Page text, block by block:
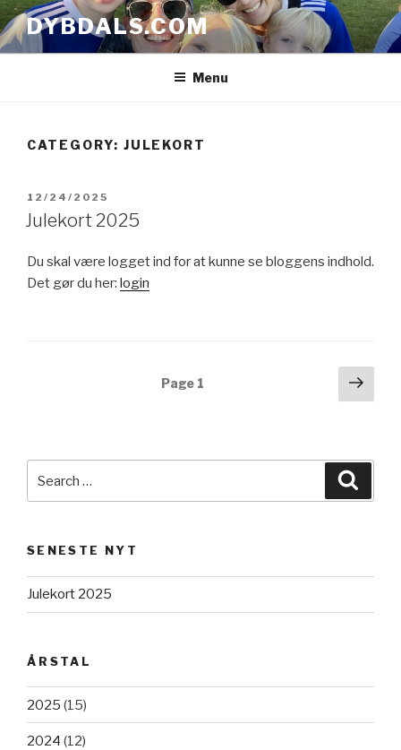
Skip
to
content
DYBDALS.COM
Menu
CATEGORY: JULEKORT
POSTED
ON
12/24/2025
Julekort 2025
Du skal være logget ind for at kunne se bloggens indhold.
Det gør du her: login
Page 1
Next
SENESTE NYT
Julekort 2025
ÅRSTAL
2025 (15)
2024 (12)